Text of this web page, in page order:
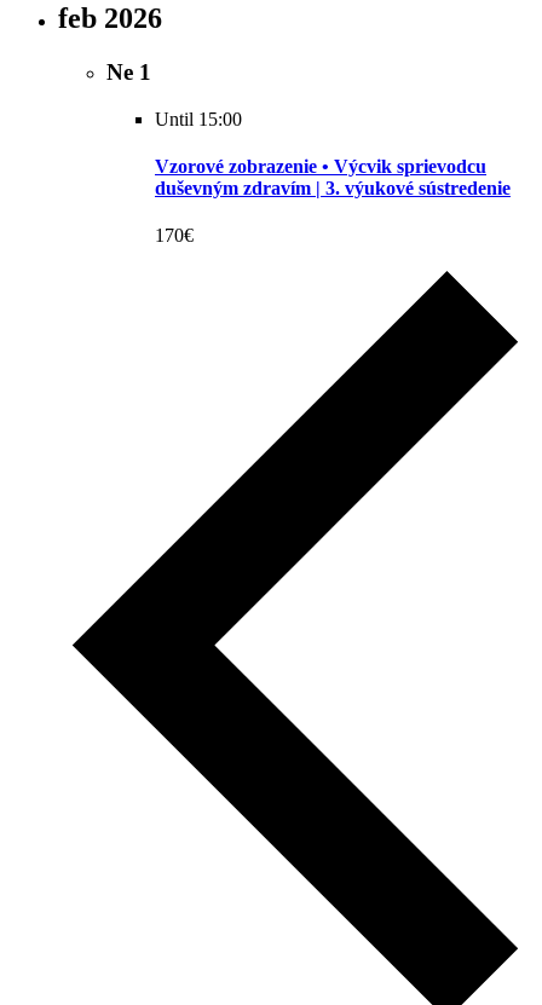
feb 2026
Ne 1
Until 15:00
Vzorové zobrazenie • Výcvik sprievodcu
duševným zdravím | 3. výukové sústredenie
170€